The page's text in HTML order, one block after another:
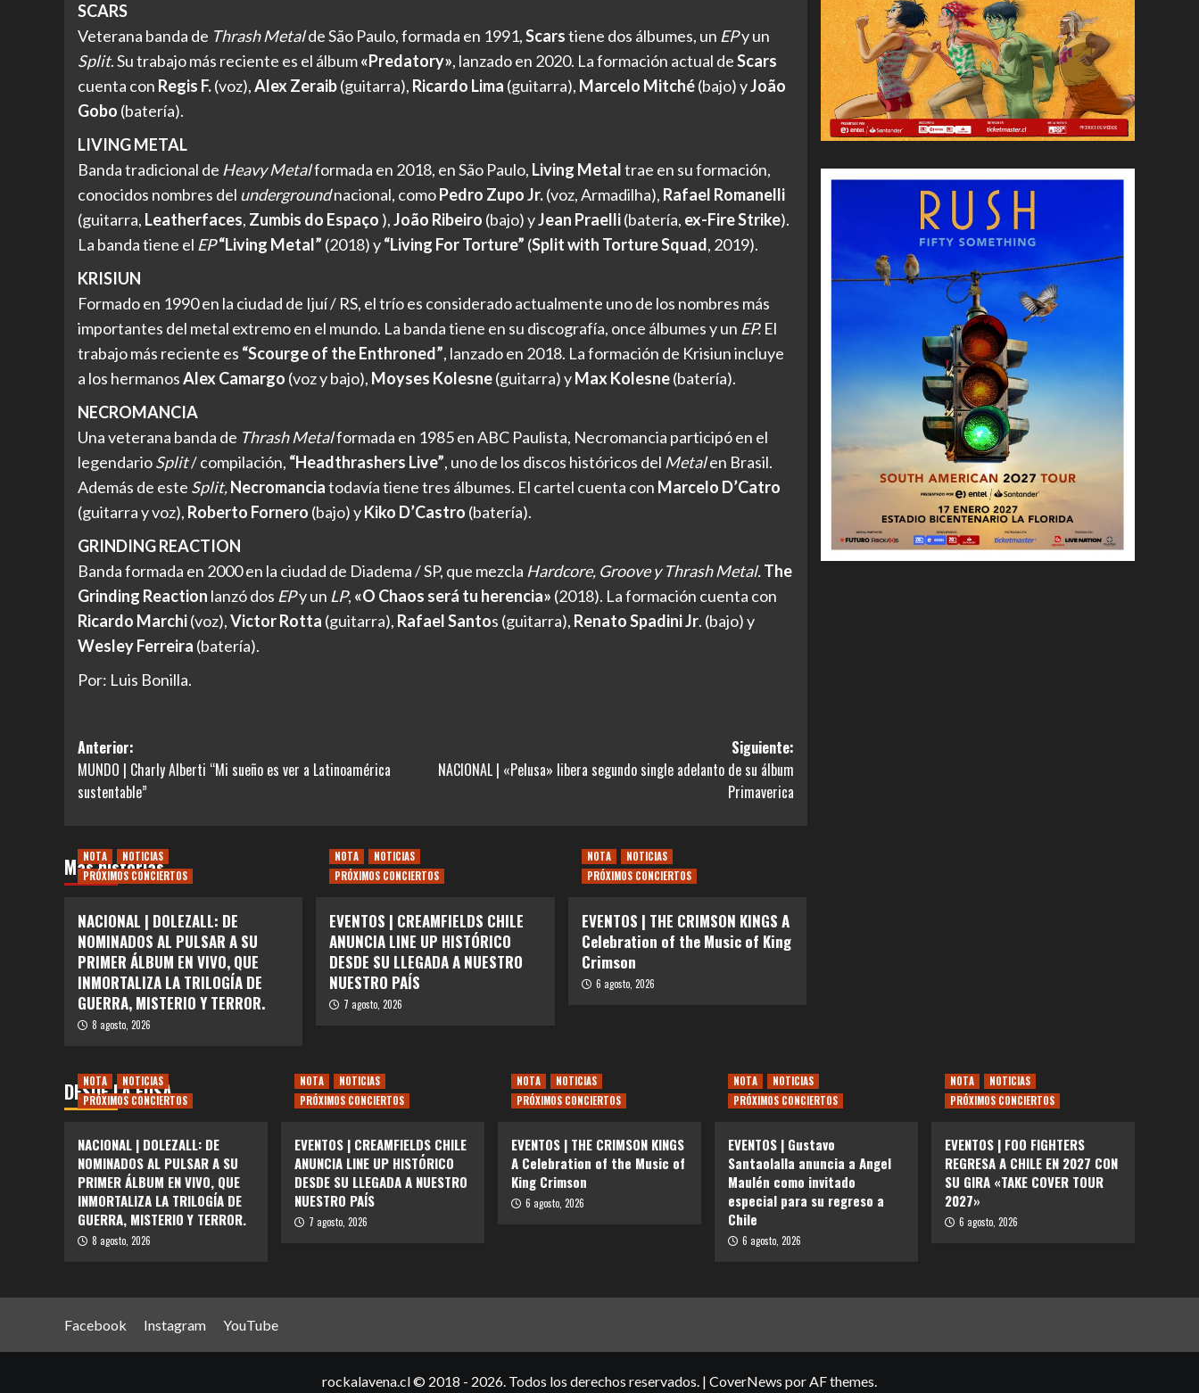
SCARS
Veterana banda de Thrash Metalde São Paulo, formada en 1991,Scarstiene dos álbumes, un EPy un
Split. Su trabajo más reciente es el álbum«Predatory», lanzado en 2020. La formación actual deScars
cuenta con Regis F.(voz),Alex Zeraib(guitarra), Ricardo Lima (guitarra), Marcelo Mitché(bajo) yJoão
Gobo (batería).
LIVING METAL
Banda tradicional de Heavy Metalformada en 2018, en São Paulo, Living Metaltrae en su formación,
conocidos nombres del undergroundnacional, comoPedro Zupo Jr.(voz, Armadilha), Rafael Romanelli
(guitarra, Leatherfaces, Zumbis do Espaço ),João Ribeiro (bajo) yJean Praelli(batería, ex-Fire Strike).
La banda tiene el EP“Living Metal” (2018) y“Living For Torture” (Split with Torture Squad, 2019).
KRISIUN
Formado en 1990 en la ciudad de Ijuí / RS, el trío es considerado actualmente uno de los nombres más
importantes del metal extremo en el mundo. La banda tiene en su discografía, once álbumes y un EP. El
trabajo más reciente es “Scourge of the Enthroned”, lanzado en 2018. La formación de Krisiun incluye
a los hermanosAlex Camargo (voz y bajo), Moyses Kolesne(guitarra) yMax Kolesne(batería).
NECROMANCIA
Una veterana banda de Thrash Metalformada en 1985 en ABC Paulista, Necromancia participó en el
legendarioSplit/ compilación, “Headthrashers Live”, uno de los discos históricos del Metalen Brasil.
Además de este Split,Necromanciatodavía tiene tres álbumes. El cartel cuenta con Marcelo D’Catro
(guitarra y voz), Roberto Fornero (bajo) yKiko D’Castro (batería).
GRINDING REACTION
Banda formada en 2000 en la ciudad de Diadema / SP, que mezcla Hardcore, Groove y Thrash Metal.The
Grinding Reaction lanzó dos EPy un LP, «O Chaos será tu herencia» (2018). La formación cuenta con
Ricardo Marchi(voz),Victor Rotta (guitarra), Rafael Santos (guitarra), Renato Spadini Jr. (bajo) y
Wesley Ferreira (batería).
Por: Luis Bonilla.
Navegación
de
entradas
Anterior:
MUNDO | Charly Alberti “Mi sueño es ver a Latinoamérica
sustentable”
Siguiente:
NACIONAL | «Pelusa» libera segundo single adelanto de su álbum
Primaverica
Más historias
NOTA
NOTICIAS
PRÓXIMOS CONCIERTOS
NACIONAL | DOLEZALL: DE
NOMINADOS AL PULSAR A SU
PRIMER ÁLBUM EN VIVO, QUE
INMORTALIZA LA TRILOGÍA DE
GUERRA, MISTERIO Y TERROR.
8 agosto, 2026
NOTA
NOTICIAS
PRÓXIMOS CONCIERTOS
EVENTOS | CREAMFIELDS CHILE
ANUNCIA LINE UP HISTÓRICO
DESDE SU LLEGADA A NUESTRO
NUESTRO PAÍS
7 agosto, 2026
NOTA
NOTICIAS
PRÓXIMOS CONCIERTOS
EVENTOS | THE CRIMSON KINGS A
Celebration of the Music of King
Crimson
6 agosto, 2026
DESDE LA FOSA
NOTA
NOTICIAS
PRÓXIMOS CONCIERTOS
NACIONAL | DOLEZALL: DE
NOMINADOS AL PULSAR A SU
PRIMER ÁLBUM EN VIVO, QUE
INMORTALIZA LA TRILOGÍA DE
GUERRA, MISTERIO Y TERROR.
8 agosto, 2026
NOTA
NOTICIAS
PRÓXIMOS CONCIERTOS
EVENTOS | CREAMFIELDS CHILE
ANUNCIA LINE UP HISTÓRICO
DESDE SU LLEGADA A NUESTRO
NUESTRO PAÍS
7 agosto, 2026
NOTA
NOTICIAS
PRÓXIMOS CONCIERTOS
EVENTOS | THE CRIMSON KINGS
A Celebration of the Music of
King Crimson
6 agosto, 2026
NOTA
NOTICIAS
PRÓXIMOS CONCIERTOS
EVENTOS | Gustavo
Santaolalla anuncia a Angel
Maulén como invitado
especial para su regreso a
Chile
6 agosto, 2026
NOTA
NOTICIAS
PRÓXIMOS CONCIERTOS
EVENTOS | FOO FIGHTERS
REGRESA A CHILE EN 2027 CON
SU GIRA «TAKE COVER TOUR
2027»
6 agosto, 2026
Facebook Instagram YouTube
rockalavena.cl © 2018 - 2026. Todos los derechos reservados. | CoverNews por AF themes.